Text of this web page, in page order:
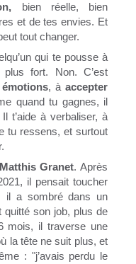
bien réelle, bien
et de tes envies. Et
tout changer.
qui te pousse à
fort. Non. C’est
, à accepter
quand tu gagnes, il
t’aide à verbaliser, à
tu ressens, et surtout
Granet. Après
il pensait toucher
il a sombré dans un
quitté son job, plus de
mois, il traverse une
la tête ne suit plus, et
: "j’avais perdu le